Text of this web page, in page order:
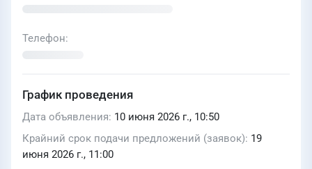
Телефон
График проведения
Дата объявления 10 июня 2026 г., 10:50
Крайний срок подачи предложений (заявок) 19
июня 2026 г., 11:00